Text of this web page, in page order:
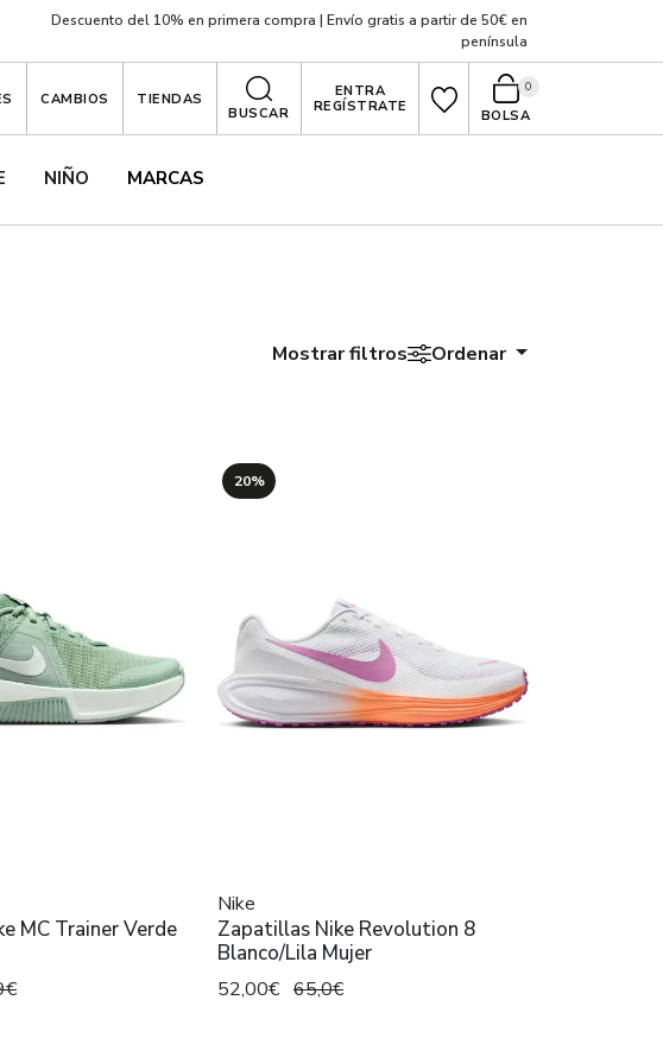
Descuento del 10% en primera compra | Envío gratis a partir de 50€ en
península
NIÑO MARCAS
CAMBIOS
TIENDAS
BUSCAR
ENTRA
REGÍSTRATE
BOLSA
0
Mostrar filtros Ordenar
MC Trainer Verde
20%
Nike
Zapatillas Nike Revolution 8
Blanco/Lila Mujer
52,00€ 65,0€